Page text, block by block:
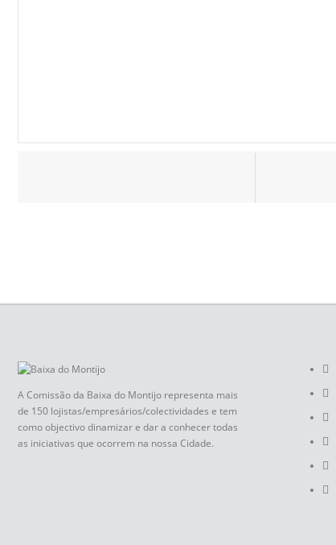
A Comissão da Baixa do Montijo representa mais
de 150 lojistas/empresários/colectividades e tem
como objectivo dinamizar e dar a conhecer todas
as iniciativas que ocorrem na nossa Cidade.